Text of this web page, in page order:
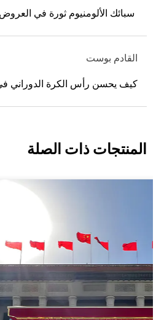
سبائك الألومنيوم ثورة في العروض
القادم بوست
كيف يحسن رأس الكرة الدوراني
المنتجات ذات الصلة